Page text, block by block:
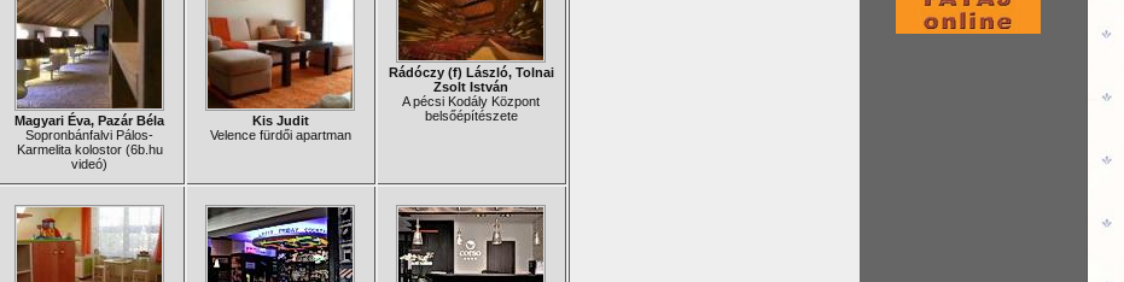
Magyari Éva, Pazár Béla
Sopronbánfalvi Pálos-
Karmelita kolostor (6b.hu
videó)
Kis Judit
Velence fürdői apartman
Rádóczy (f) László, Tolnai
Zsolt István
A pécsi Kodály Központ
belsőépítészete